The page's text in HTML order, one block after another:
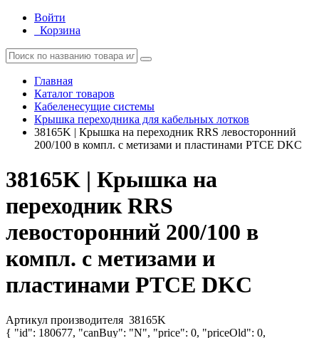
Войти
Корзина
Главная
Каталог товаров
Кабеленесущие системы
Крышка переходника для кабельных лотков
38165K | Крышка на переходник RRS левосторонний
200/100 в компл. с метизами и пластинами PTCE DKC
38165K | Крышка на
переходник RRS
левосторонний 200/100 в
компл. с метизами и
пластинами PTCE DKC
Артикул производителя 38165K
{ "id": 180677, "canBuy": "N", "price": 0, "priceOld": 0,